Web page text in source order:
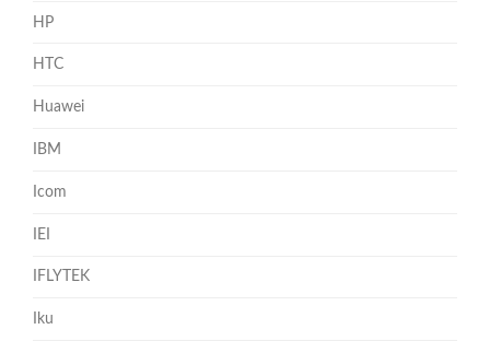
HP
HTC
Huawei
IBM
Icom
IEI
IFLYTEK
Iku